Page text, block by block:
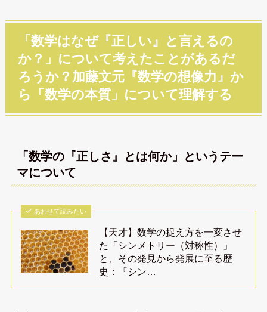
「数学はなぜ『正しい』と言えるの
か？」について考えたことがあるだ
ろうか？加藤文元『数学の想像力』か
ら「数学の本質」について理解する
「数学の『正しさ』とは何か」というテー
マについて
あわせて読みたい
【天才】数学の捉え方を一変させ
た「シンメトリー（対称性）」
と、その発見から発展に至る歴
史：『シン…